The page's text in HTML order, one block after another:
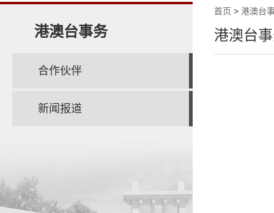
首页 > 港澳台
港澳台
港澳台事务
合作伙伴
新闻报道